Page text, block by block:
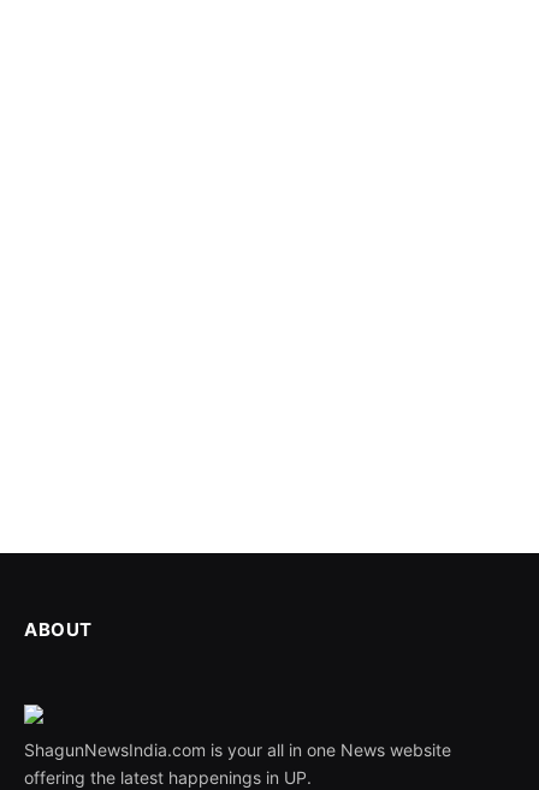
ABOUT
ShagunNewsIndia.com is your all in one News website
offering the latest happenings in UP.